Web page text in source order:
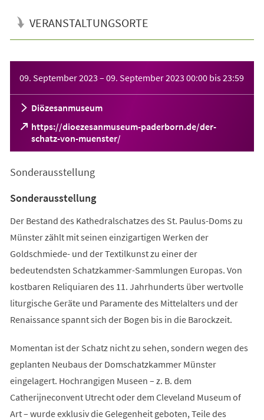
VERANSTALTUNGSORTE
09. September 2023 – 09. September 2023 00:00 bis23:59
Diözesanmuseum
https://dioezesanmuseum-paderborn.de/der-
schatz-von-muenster/
(Öffnet
in
neuen
Sonderausstellung
Sonderausstellung
Der Bestand des Kathedralschatzes des St. Paulus-Doms zu
Münster zählt mit seinen einzigartigen Werken der
Goldschmiede- und der Textilkunst zu einer der
bedeutendsten Schatzkammer-Sammlungen Europas. Von
kostbaren Reliquiaren des 11. Jahrhunderts über wertvolle
liturgische Geräte und Paramente des Mittelalters und der
Renaissance spannt sich der Bogen bis in die Barockzeit.
Momentan ist der Schatz nicht zu sehen, sondern wegen des
geplanten Neubaus der Domschatzkammer Münster
eingelagert. Hochrangigen Museen – z. B. dem
Catherijneconvent Utrecht oder dem Cleveland Museum of
Art – wurde exklusiv die Gelegenheit geboten, Teile des